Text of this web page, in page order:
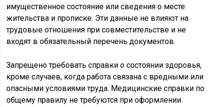
имущественное состояние или сведения о месте
жительства и прописке. Эти данные не влияют на
трудовые отношения при совместительстве и не
входят в обязательный перечень документов.
Запрещено требовать справки о состоянии здоровья,
кроме случаев, когда работа связана с вредными или
опасными условиями труда. Медицинские справки по
общему правилу не требуются при оформлении